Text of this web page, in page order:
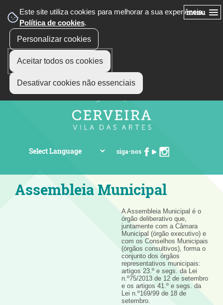
Este site utiliza cookies para melhorar a sua experiência.
Política de cookies.
Personalizar cookies
Aceitar todos os cookies
Desativar cookies não essenciais
menu
siga-nos
Assembleia Municipal
A Assembleia Municipal é o
órgão deliberativo que,
juntamente com a Câmara
Municipal (órgão executivo) e
com os Conselhos Municipais
(órgãos consultivos), forma o
conjunto dos órgãos
representativos municipais:
artigos 23.º e segs. da Lei
n.º75/2013 de 12 de setembro
e os artigos 41.º e segs. da
Lei n.º169/99 de 18 de
setembro.